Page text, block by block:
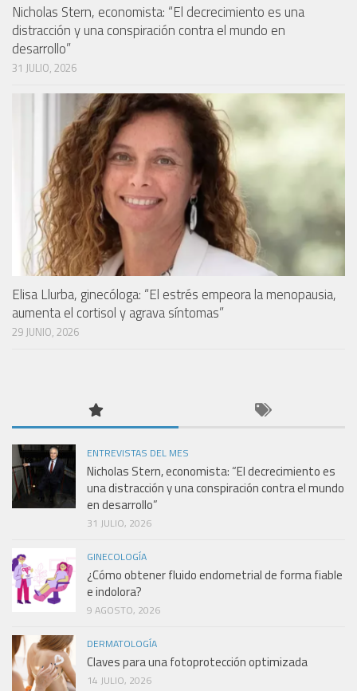
Nicholas Stern, economista: “El decrecimiento es una
distracción y una conspiración contra el mundo en
desarrollo”
31 JULIO, 2026
Elisa Llurba, ginecóloga: “El estrés empeora la menopausia,
aumenta el cortisol y agrava síntomas”
29 JUNIO, 2026
ENTREVISTAS DEL MES
Nicholas Stern, economista: “El decrecimiento es
una distracción y una conspiración contra el mundo
en desarrollo”
31 JULIO, 2026
GINECOLOGÍA
¿Cómo obtener fluido endometrial de forma fiable
e indolora?
9 AGOSTO, 2026
DERMATOLOGÍA
Claves para una fotoprotección optimizada
14 JULIO, 2026